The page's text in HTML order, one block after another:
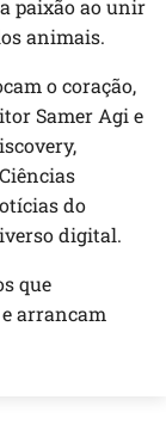
paixão ao unir
animais.
o coração,
Samer Agi e
do
digital.
que
arrancam